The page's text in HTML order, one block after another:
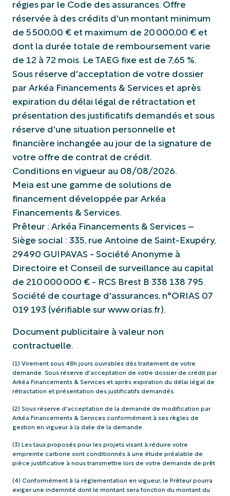
régies par le Code des assurances. Offre
réservée à des crédits d'un montant minimum
de 5 500,00 € et maximum de 20 000,00 € et
dont la durée totale de remboursement varie
de 12 à 72 mois. Le TAEG fixe est de 7,65 %.
Sous réserve d'acceptation de votre dossier
par Arkéa Financements & Services et après
expiration du délai légal de rétractation et
présentation des justificatifs demandés et sous
réserve d'une situation personnelle et
financière inchangée au jour de la signature de
votre offre de contrat de crédit.
Conditions en vigueur au 08/08/2026.
Meia est une gamme de solutions de
financement développée par Arkéa
Financements & Services.
Prêteur : Arkéa Financements & Services –
Siège social : 335, rue Antoine de Saint-Exupéry,
29490 GUIPAVAS - Société Anonyme à
Directoire et Conseil de surveillance au capital
de 210 000 000 € - RCS Brest B 338 138 795.
Société de courtage d'assurances, n°ORIAS 07
019 193 (vérifiable sur www.orias.fr).
Document publicitaire à valeur non
contractuelle.
(1) Virement sous 48h jours ouvrables dès traitement de votre
demande. Sous réserve d'acceptation de votre dossier de crédit par
Arkéa Financements & Services et après expiration du délai légal de
rétractation et présentation des justificatifs demandés.
(2) Sous réserve d'acceptation de la demande de modification par
Arkéa Financements & Services conformément à ses règles de
gestion en vigueur à la date de la demande.
(3) Les taux proposés pour les projets visant à réduire votre
empreinte carbone sont conditionnés à une étude préalable de
pièce justificative à nous transmettre lors de votre demande de prêt
(4) Conformément à la réglementation en vigueur, le Prêteur pourra
exiger une indemnité dont le montant sera fonction du montant du